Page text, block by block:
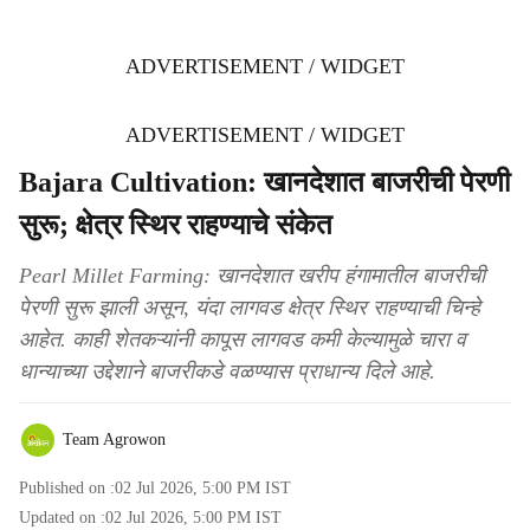
ADVERTISEMENT / WIDGET
ADVERTISEMENT / WIDGET
Bajara Cultivation: खानदेशात बाजरीची पेरणी
सुरू; क्षेत्र स्थिर राहण्याचे संकेत
Pearl Millet Farming: खानदेशात खरीप हंगामातील बाजरीची
पेरणी सुरू झाली असून, यंदा लागवड क्षेत्र स्थिर राहण्याची चिन्हे
आहेत. काही शेतकऱ्यांनी कापूस लागवड कमी केल्यामुळे चारा व
धान्याच्या उद्देशाने बाजरीकडे वळण्यास प्राधान्य दिले आहे.
Team Agrowon
Published on :02 Jul 2026, 5:00 PM IST
Updated on :02 Jul 2026, 5:00 PM IST